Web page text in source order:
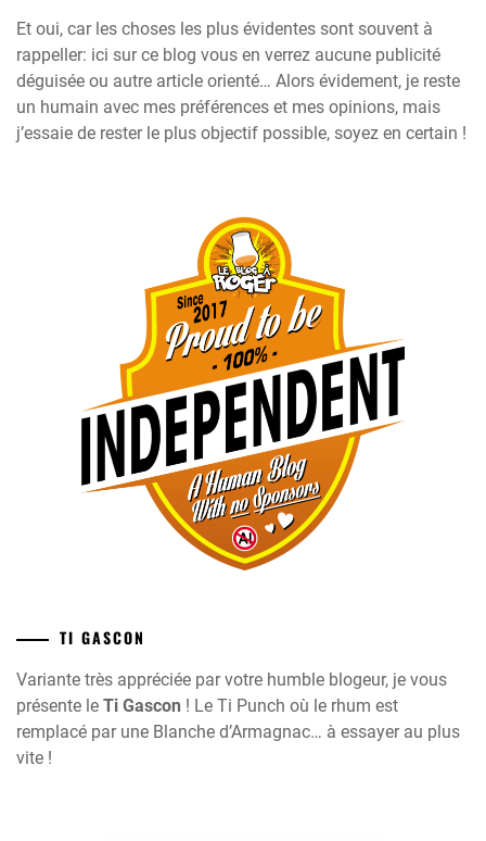
Et oui, car les choses les plus évidentes sont souvent à
rappeller: ici sur ce blog vous en verrez aucune publicité
déguisée ou autre article orienté… Alors évidement, je reste
un humain avec mes préférences et mes opinions, mais
j’essaie de rester le plus objectif possible, soyez en certain !
TI GASCON
Variante très appréciée par votre humble blogeur, je vous
présente le Ti Gascon ! Le Ti Punch où le rhum est
remplacé par une Blanche d’Armagnac… à essayer au plus
vite !